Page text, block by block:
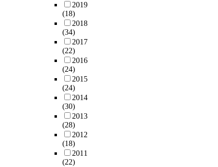
2019
(18)
2018
(34)
2017
(22)
2016
(24)
2015
(24)
2014
(30)
2013
(28)
2012
(18)
2011
(22)